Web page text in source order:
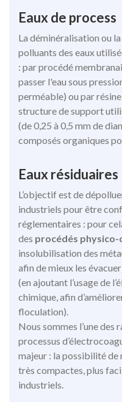
Eaux de process
La déminéralisation ou
polluants des eaux
: par procédé
passer l'eau sous
perméable) ou par
structure de support
(de 0,25 à 0,5 mm de
composés organiques
Eaux résiduaires
L’objectif est de
industriels pour être
réglementaires : pour
des procédés physico-
insolubilisation des
afin de mieux les
(en ajoutant l’usage de
chimique, afin
floculation).
Nous sommes l’une
processus
majeur : la possibilité
très compactes, plus
industriels.